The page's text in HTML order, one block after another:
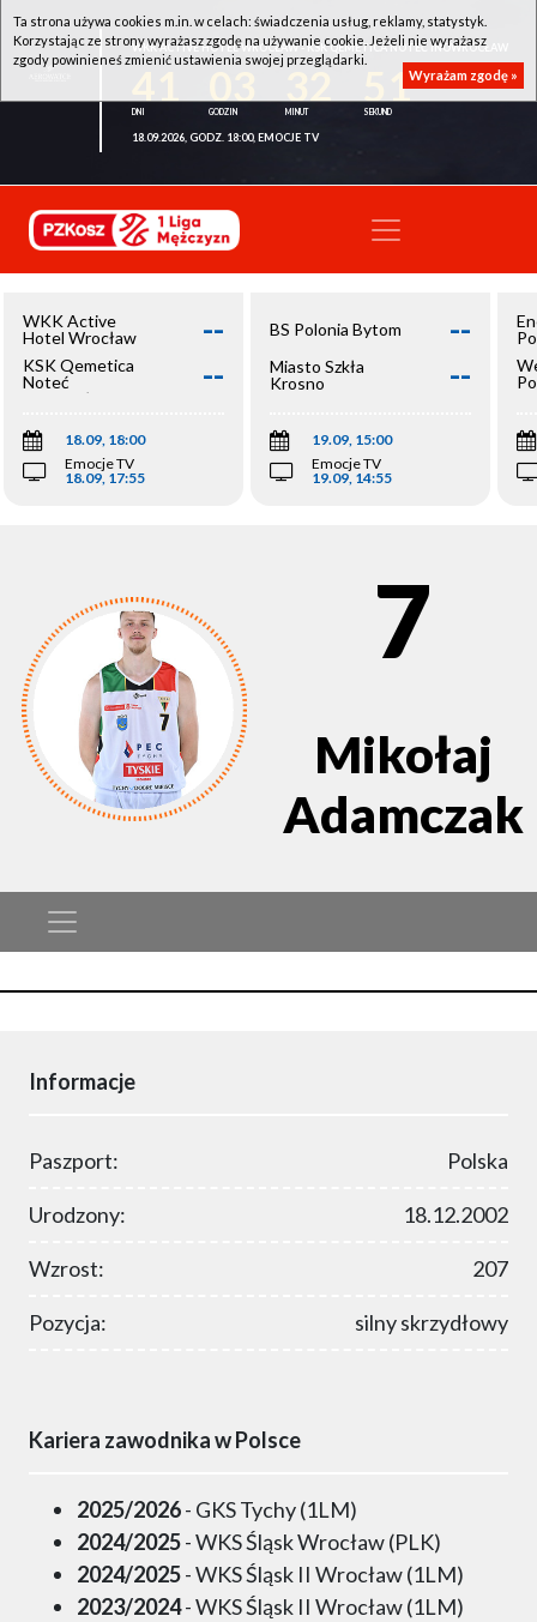
WKK ACTIVE HOTEL WROCŁAW - KSK QEMETICA NOTEĆ INOWROCŁAW
51
18.09.2026, GODZ. 18:00, EMOCJE TV
WKK Active
Hotel Wrocław
--
KSK Qemetica
Noteć
Inowrocław
--
18.09, 18:00
Emocje TV
18.09, 17:55
BS Polonia Bytom --
Miasto Szkła
Krosno
--
19.09, 15:00
Emocje TV
19.09, 14:55
7
Mikołaj
Adamczak
Informacje
Paszport: Polska
Urodzony: 18.12.2002
Wzrost: 207
Pozycja: silny skrzydłowy
Kariera zawodnika w Polsce
2025/2026- GKS Tychy (1LM)
2024/2025- WKS Śląsk Wrocław (PLK)
2024/2025- WKS Śląsk II Wrocław (1LM)
2023/2024- WKS Śląsk II Wrocław (1LM)
Ta strona używa cookies m.in. w celach: świadczenia usług, reklamy, statystyk.
Korzystając ze strony wyrażasz zgodę na używanie cookie. Jeżeli nie wyrażasz
zgody powinieneś zmienić ustawienia swojej przeglądarki.
Wyrażam zgodę »